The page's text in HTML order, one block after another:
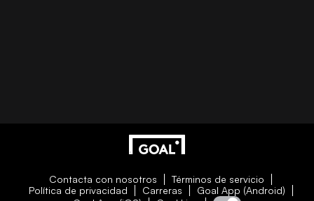
Contacta con nosotros
Términos de servicio
Política de privacidad
Carreras
Goal App (Android)